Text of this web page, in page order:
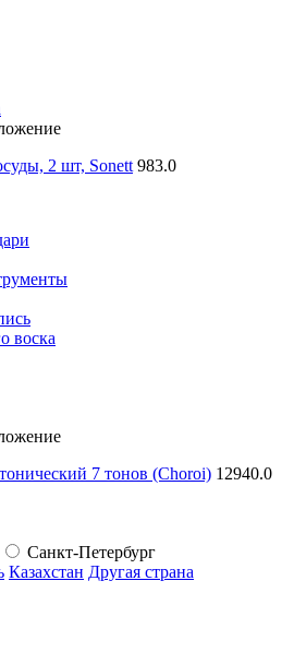
2 шт, Sonett 983.0
воска
7 тонов (Choroi) 12940.0
Санкт-Петербург
Казахстан Другая страна